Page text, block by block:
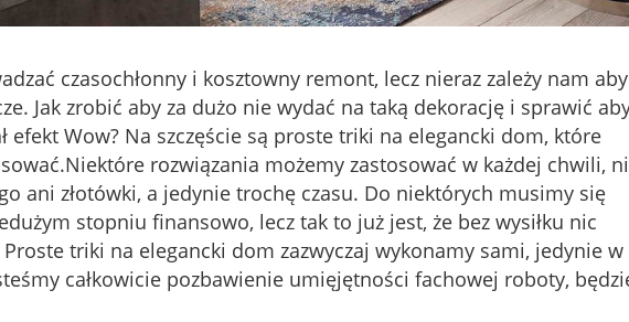
czasochłonny i kosztowny remont, lecz nieraz zależy nam aby
Jak zrobić aby za dużo nie wydać na taką dekorację i sprawić
efekt Wow? Na szczęście są proste triki na elegancki dom, które
rozwiązania możemy zastosować w każdej chwili,
ani złotówki, a jedynie trochę czasu. Do niektórych musimy się
stopniu finansowo, lecz tak to już jest, że bez wysiłku nic
triki na elegancki dom zazwyczaj wykonamy sami, jedynie w
całkowicie pozbawienie umięjętności fachowej roboty,